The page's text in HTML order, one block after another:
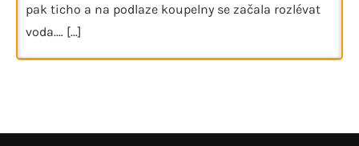
pak ticho a na podlaze koupelny se začala rozlévat
voda.… [...]